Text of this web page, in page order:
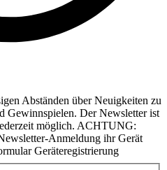
Abständen über Neuigkeiten zu
Gewinnspielen. Der Newsletter ist
möglich. ACHTUNG:
Anmeldung ihr Gerät
Geräteregistrierung